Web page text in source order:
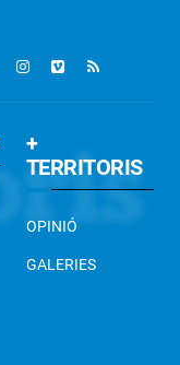
+
TERRITORIS
OPINIÓ
GALERIES